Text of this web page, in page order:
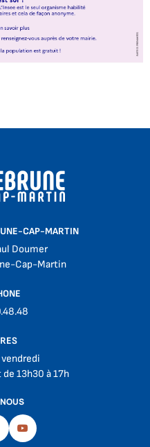
CAP-MARTIN
Doumer
Cap-Martin
13h30 à 17h
Youtube